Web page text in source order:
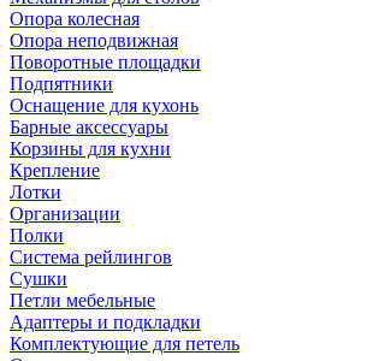
Опора колесная
Опора неподвижная
Поворотные площадки
Подпятники
Оснащение для кухонь
Барные аксессуары
Корзины для кухни
Крепление
Лотки
Организации
Полки
Система рейлингов
Сушки
Петли мебельные
Адаптеры и подкладки
Комплектующие для петель